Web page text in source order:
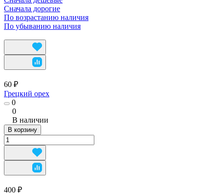
Сначала дорогие
По возрастанию наличия
По убыванию наличия
60 ₽
Грецкий орех
0
0
В наличии
В корзину
400 ₽